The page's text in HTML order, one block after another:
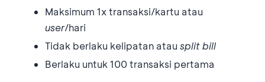
Maksimum 1x transaksi/kartu atau
user/hari
Tidak berlaku kelipatan atau split bill
Berlaku untuk 100 transaksi pertama